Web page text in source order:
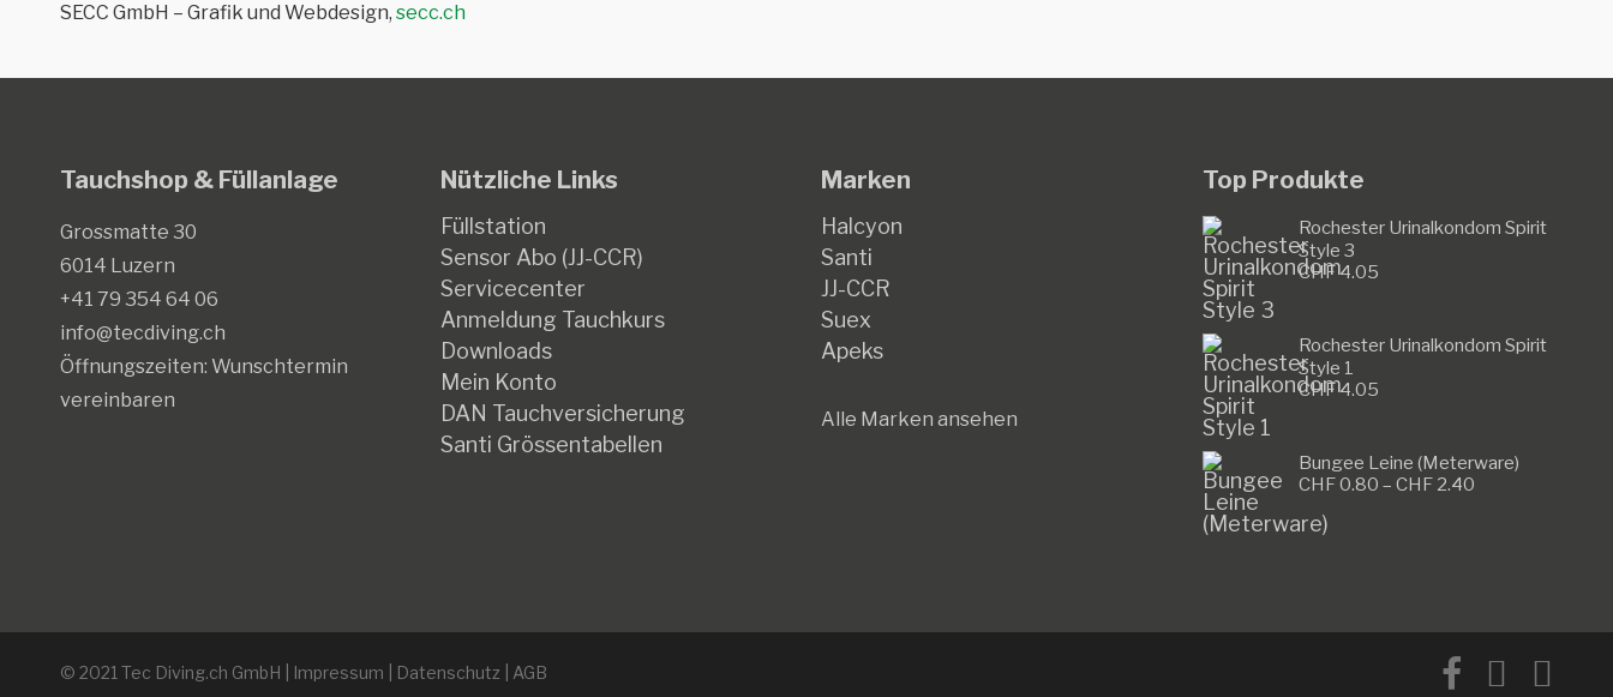
SECC GmbH – Grafik und Webdesign,secc.ch
Tauchshop & Füllanlage
Grossmatte 30
6014 Luzern
+41 79 354 64 06
info@tecdiving.ch
Öffnungszeiten: Wunschtermin
vereinbaren
Nützliche Links
Füllstation
Sensor Abo (JJ-CCR)
Servicecenter
Anmeldung Tauchkurs
Downloads
Mein Konto
DAN Tauchversicherung
Santi Grössentabellen
Marken
Halcyon
Santi
JJ-CCR
Suex
Apeks
Alle Marken ansehen
Top Produkte
Rochester Urinalkondom Spirit
Style 3
CHF4.05
Rochester Urinalkondom Spirit
Style 1
CHF4.05
Bungee Leine (Meterware)
CHF0.80 – CHF2.40Preisspanne:
© 2021 Tec Diving.ch GmbH | Impressum Datenschutz AGB facebookinstagram
email